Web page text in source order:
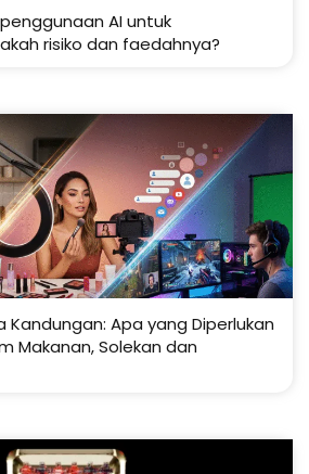
AI untuk
risiko dan faedahnya?
Kandungan: Apa yang Diperlukan
Makanan, Solekan dan